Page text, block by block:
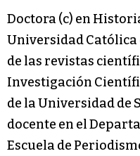
Doctora (c) en
Universidad Católica
de las revistas
Investigación
de la Universidad de
docente en el
Escuela de